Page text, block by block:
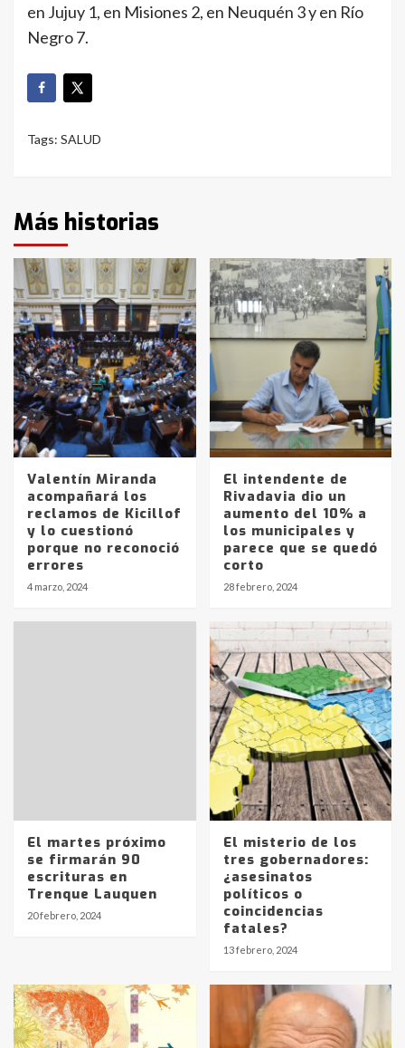
en Jujuy 1, en Misiones 2, en Neuquén 3 y en Río
Negro 7.
Tags: SALUD
Más historias
Valentín Miranda
acompañará los
reclamos de Kicillof
y lo cuestionó
porque no reconoció
errores
4 marzo, 2024
El intendente de
Rivadavia dio un
aumento del 10% a
los municipales y
parece que se quedó
corto
28 febrero, 2024
El martes próximo
se firmarán 90
escrituras en
Trenque Lauquen
20 febrero, 2024
El misterio de los
tres gobernadores:
¿asesinatos
políticos o
coincidencias
fatales?
13 febrero, 2024
3
pampeanos que fueron
en la mañana del lunes